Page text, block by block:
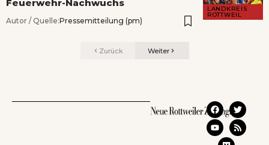
LANDKREIS
ROTTWEIL
Feuerwehr-Nachwuchs
Autor / Quelle:Pressemitteilung (pm)
Zurück Weiter